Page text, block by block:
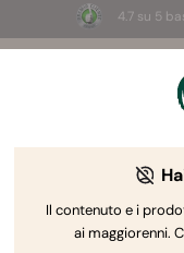
4.7 su 5
su prodotti
Il contenuto e i
ai maggiorenni.